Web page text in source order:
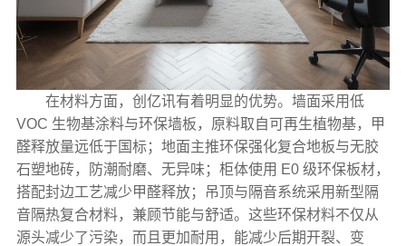
在材料方面，创亿讯有着明显的优势。墙面采用低
VOC 生物基涂料与环保墙板，原料取自可再生植物基，甲
醛释放量远低于国标；地面主推环保强化复合地板与无胶
石塑地砖，防潮耐磨、无异味；柜体使用 E0 级环保板材，
搭配封边工艺减少甲醛释放；吊顶与隔音系统采用新型隔
音隔热复合材料，兼顾节能与舒适。这些环保材料不仅从
源头减少了污染，而且更加耐用，能减少后期开裂、变